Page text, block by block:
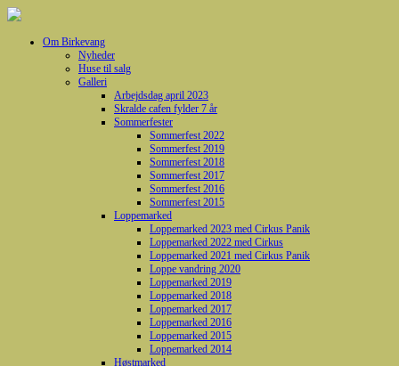
Om Birkevang
Nyheder
Huse til salg
Galleri
Arbejdsdag april 2023
Skralde cafen fylder 7 år
Sommerfester
Sommerfest 2022
Sommerfest 2019
Sommerfest 2018
Sommerfest 2017
Sommerfest 2016
Sommerfest 2015
Loppemarked
Loppemarked 2023 med Cirkus Panik
Loppemarked 2022 med Cirkus
Loppemarked 2021 med Cirkus Panik
Loppe vandring 2020
Loppemarked 2019
Loppemarked 2018
Loppemarked 2017
Loppemarked 2016
Loppemarked 2015
Loppemarked 2014
Høstmarked